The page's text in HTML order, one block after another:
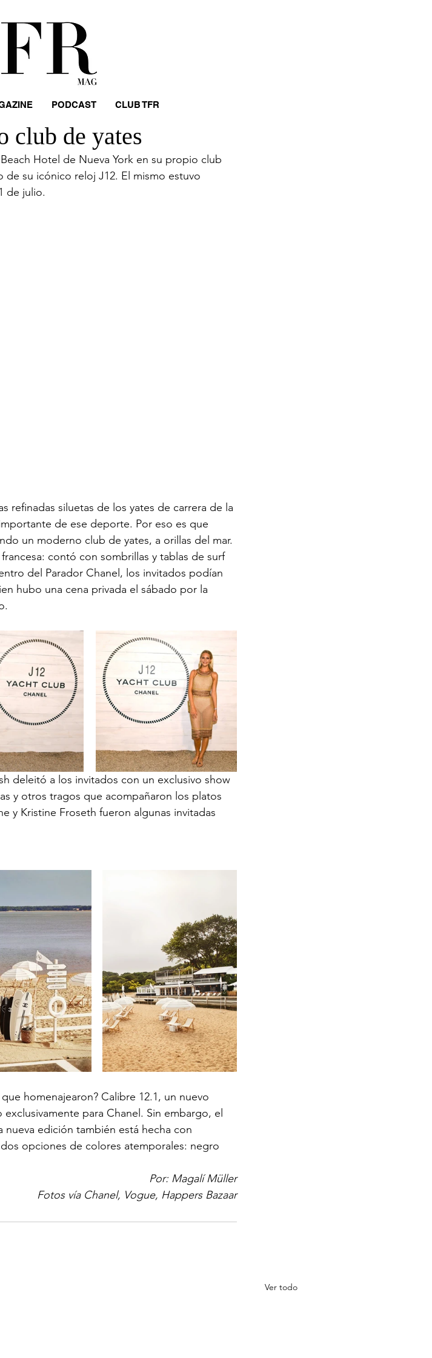
club de yates
Hotel de Nueva York en su propio club
de su icónico reloj J12. El mismo estuvo
de julio.
refinadas siluetas de los yates de carrera de la
de ese deporte. Por eso es que
un moderno club de yates, a orillas del mar.
contó con sombrillas y tablas de surf
del Parador Chanel, los invitados podían
hubo una cena privada el sábado por la
deleitó a los invitados con un exclusivo show
y otros tragos que acompañaron los platos
y Kristine Froseth fueron algunas invitadas
homenajearon? Calibre 12.1, un nuevo
para Chanel. Sin embargo, el
edición también está hecha con
opciones de colores atemporales: negro
Por: Magalí Müller
Fotos vía Chanel, Vogue, Happers Bazaar
Ver todo
PODCAST CLUB TFR